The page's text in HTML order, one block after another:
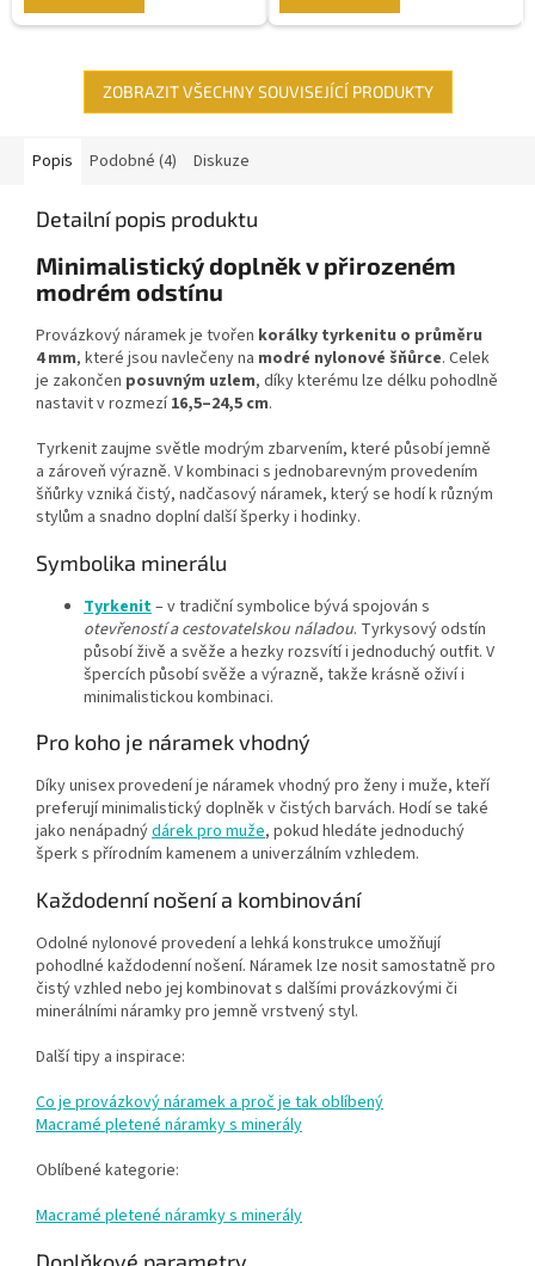
ZOBRAZIT VŠECHNY SOUVISEJÍCÍ PRODUKTY
Popis Podobné (4) Diskuze
Detailní popis produktu
Minimalistický doplněk v přirozeném
modrém odstínu
Provázkový náramek je tvořen korálky tyrkenitu o průměru
4 mm, které jsou navlečeny na modré nylonové šňůrce. Celek
je zakončen posuvným uzlem, díky kterému lze délku pohodlně
nastavit v rozmezí16,5–24,5 cm.
Tyrkenit zaujme světle modrým zbarvením, které působí jemně
a zároveň výrazně. V kombinaci s jednobarevným provedením
šňůrky vzniká čistý, nadčasový náramek, který se hodí k různým
stylům a snadno doplní další šperky i hodinky.
Symbolika minerálu
Tyrkenit– v tradiční symbolice bývá spojován s
otevřeností a cestovatelskou náladou. Tyrkysový odstín
působí živě a svěže a hezky rozsvítí i jednoduchý outfit. V
špercích působí svěže a výrazně, takže krásně oživí i
minimalistickou kombinaci.
Pro koho je náramek vhodný
Díky unisex provedení je náramek vhodný pro ženy i muže, kteří
preferují minimalistický doplněk v čistých barvách. Hodí se také
jako nenápadnýdárek pro muže, pokud hledáte jednoduchý
šperk s přírodním kamenem a univerzálním vzhledem.
Každodenní nošení a kombinování
Odolné nylonové provedení a lehká konstrukce umožňují
pohodlné každodenní nošení. Náramek lze nosit samostatně pro
čistý vzhled nebo jej kombinovat s dalšími provázkovými či
minerálními náramky pro jemně vrstvený styl.
Další tipy a inspirace:
Co je provázkový náramek a proč je tak oblíbený
Macramé pletené náramky s minerály
Oblíbené kategorie:
Macramé pletené náramky s minerály